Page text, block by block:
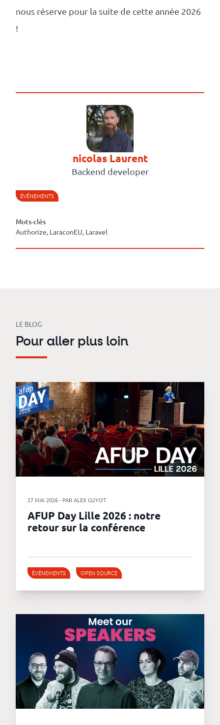
nous réserve pour la suite de cette année 2026
!
nicolas Laurent
Backend developer
ÉVÉNEMENTS
Mots-clés
Authorize, LaraconEU, Laravel
LE BLOG
Pour aller plus loin
27 MAI 2026 - PAR ALEX GUYOT
AFUP Day Lille 2026 : notre
retour sur la conférence
ÉVÉNEMENTS OPEN SOURCE